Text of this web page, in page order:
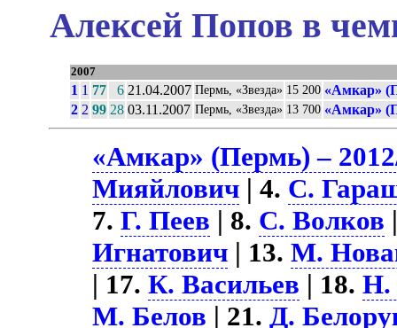
Алексей Попов в
2007
1 1 77 6 21.04.2007 Пермь, «Звезда» 15 200 «Амкар»
2 2 99 28 03.11.2007 Пермь, «Звезда» 13 700 «Амкар»
«Амкар» (Пермь) –
Мияйлович | 4. С.
7.Г. Пеев | 8. С. Волков
Игнатович | 13.М.
| 17.К. Васильев | 18.Н.
М. Белов | 21.Д.